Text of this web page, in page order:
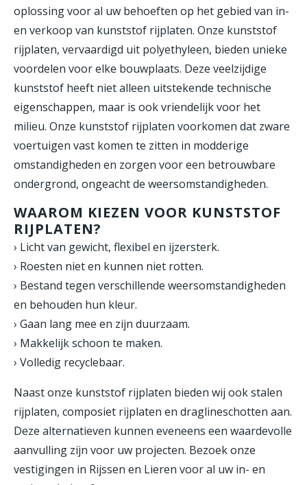
oplossing voor al uw behoeften op het gebied van in-
en verkoop van kunststof rijplaten. Onze kunststof
rijplaten, vervaardigd uit polyethyleen, bieden unieke
voordelen voor elke bouwplaats. Deze veelzijdige
kunststof heeft niet alleen uitstekende technische
eigenschappen, maar is ook vriendelijk voor het
milieu. Onze kunststof rijplaten voorkomen dat zware
voertuigen vast komen te zitten in modderige
omstandigheden en zorgen voor een betrouwbare
ondergrond, ongeacht de weersomstandigheden.
WAAROM KIEZEN VOOR KUNSTSTOF
RIJPLATEN?
› Licht van gewicht, flexibel en ijzersterk.
› Roesten niet en kunnen niet rotten.
› Bestand tegen verschillende weersomstandigheden
en behouden hun kleur.
› Gaan lang mee en zijn duurzaam.
› Makkelijk schoon te maken.
› Volledig recyclebaar.
Naast onze kunststof rijplaten bieden wij ook stalen
rijplaten, composiet rijplaten en draglineschotten aan.
Deze alternatieven kunnen eveneens een waardevolle
aanvulling zijn voor uw projecten. Bezoek onze
vestigingen in Rijssen en Lieren voor al uw in- en